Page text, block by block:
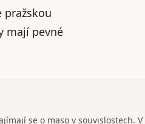
pražskou
mají pevné
se o maso v souvislostech. V